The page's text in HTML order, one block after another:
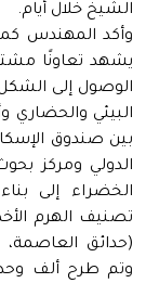
الشيخ خلال أيام.
وأكد المهندس
يشهد تعاونًا
الوصول إلى
البيئي والحضاري
بين صندوق
الدولي ومركز
(حدائق العاصمة،
وتم طرح ألف